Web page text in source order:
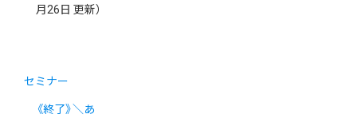
月26日 更新）
セミナー
《終了》＼あ